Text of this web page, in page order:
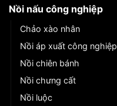
Nồi nấu công nghiệp
Chảo xào nhân
Nồi áp xuất công nghiệp
Nồi chiên bánh
Nồi chưng cất
Nồi luộc